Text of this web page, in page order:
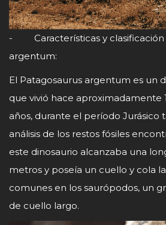
- Características y clasificación
argentum:
El Patagosaurus argentum es un
que vivió hace aproximadamente
años, durante el período Jurásico
análisis de los restos fósiles
este dinosaurio alcanzaba una
metros y poseía un cuello y cola
comunes en los saurópodos, un
de cuello largo.